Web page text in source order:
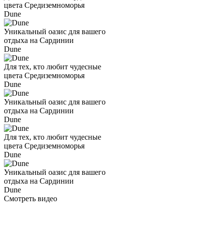
цвета Средиземноморья
Dune
Уникальный оазис для вашего
отдыха на Сардинии
Dune
Для тех, кто любит чудесные
цвета Средиземноморья
Dune
Уникальный оазис для вашего
отдыха на Сардинии
Dune
Для тех, кто любит чудесные
цвета Средиземноморья
Dune
Уникальный оазис для вашего
отдыха на Сардинии
Dune
Смотреть видео